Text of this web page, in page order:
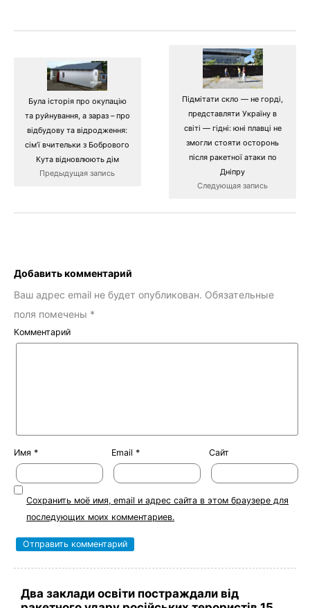
Була історія про окупацію
та руйнування, а зараз – про
відбудову та відродження:
сім’ї вчительки з Бобрового
Кута відновлюють дім
Предыдущая запись
Підмітати скло — не горді,
представляти Україну в
світі — гідні: юні плавці не
змогли стояти осторонь
після ракетної атаки по
Дніпру
Следующая запись
Добавить комментарий
Ваш адрес email не будет опубликован. Обязательные
поля помечены *
Комментарий
Имя * Email * Сайт
Сохранить моё имя, email и адрес сайта в этом браузере для
последующих моих комментариев.
Два заклади освіти постраждали від